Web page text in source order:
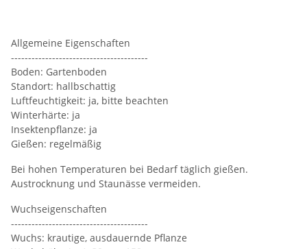
Allgemeine Eigenschaften
----------------------------------------
Boden: Gartenboden
Standort: hallbschattig
Luftfeuchtigkeit: ja, bitte beachten
Winterhärte: ja
Insektenpflanze: ja
Gießen: regelmäßig
Bei hohen Temperaturen bei Bedarf täglich gießen.
Austrocknung und Staunässe vermeiden.
Wuchseigenschaften
----------------------------------------
Wuchs: krautige, ausdauernde Pflanze